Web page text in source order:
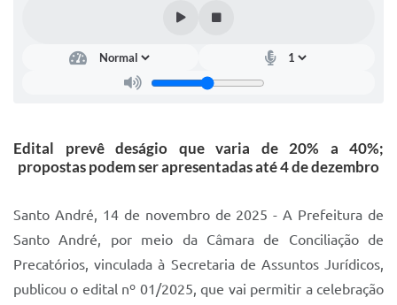
Legislação
Lei de acesso à informação
Mobilidade Urbana Sustentável
Parque Escola
Portal da Educação
Edital prevê deságio que varia de 20% a 40%;
propostas podem ser apresentadas até 4 de dezembro
Santo André, 14 de novembro de 2025 - A Prefeitura de
Santo André, por meio da Câmara de Conciliação de
Precatórios, vinculada à Secretaria de Assuntos Jurídicos,
publicou o edital nº 01/2025, que vai permitir a celebração